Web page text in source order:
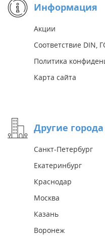
Информация
Акции
Соответствие DIN,
Политика
Карта сайта
Другие города
Санкт-Петербург
Екатеринбург
Краснодар
Москва
Казань
Воронеж